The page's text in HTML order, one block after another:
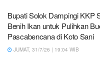
Bupati Solok Dampingi KKP
Benih Ikan untuk Pulihkan
Pascabencana di Koto Sani
JUMAT, 31/7/26 | 19:04 WIB